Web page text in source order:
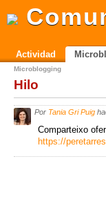
Actividad
Microblogging
Hilo
Por Tania Gri Puig
Comparteixo
https://